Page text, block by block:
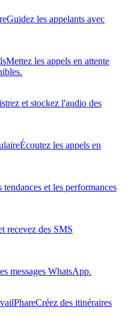
Guidez les appelants avec
Mettez les appels en attente
et stockez l'audio des
Écoutez les appels en
tendances et les performances
recevez des SMS
messages WhatsApp.
PhareCréez des itinéraires